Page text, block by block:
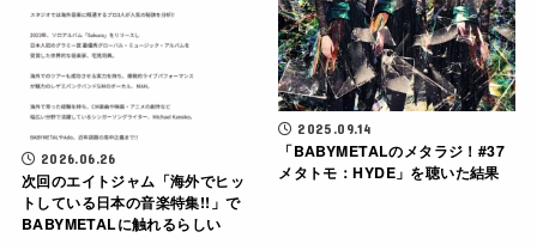
2026.06.26
次回のエイトジャム「海外でヒッ
トしている日本の音楽特集!!」で
BABYMETALに触れるらしい
2025.09.14
「BABYMETALのメタラジ！#37
メタトモ：HYDE」を聴いた結果